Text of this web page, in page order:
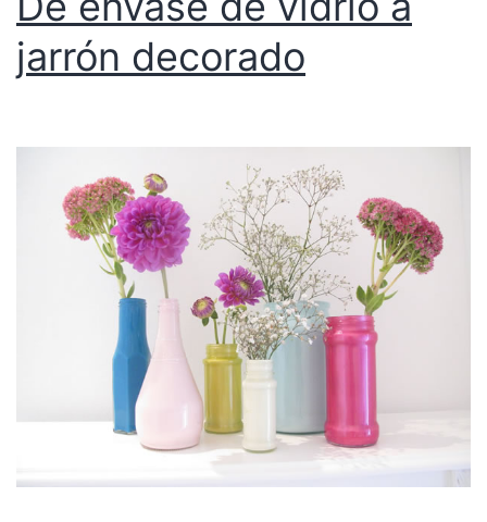
jarrón decorado